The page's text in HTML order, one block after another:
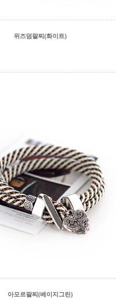
위즈덤팔찌(화이트)
아모르팔찌(베이지그린)